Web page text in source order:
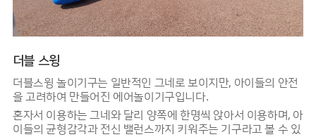
더블 스윙
더블스윙 놀이기구는 일반적인 그네로 보이지만, 아이들의 안전
을 고려하여 만들어진 에어놀이기구입니다.
혼자서 이용하는 그네와 달리 양쪽에 한명씩 앉아서 이용하며, 아
이들의 균형감각과 전신 밸런스까지 키워주는 기구라고 볼 수 있